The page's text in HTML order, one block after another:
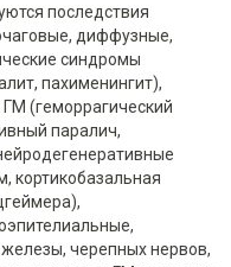
последствия
диффузные,
синдромы
пахименингит),
(геморрагический
паралич,
кортикобазальная
черепных нервов,